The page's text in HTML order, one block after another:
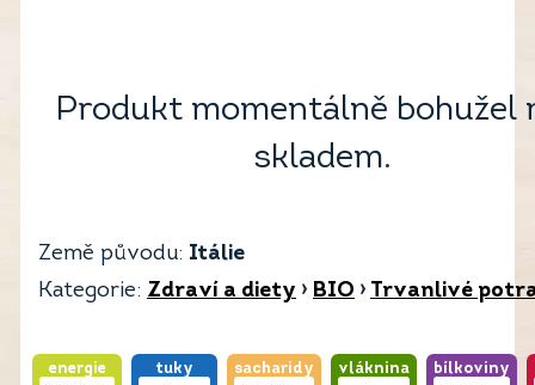
Produkt momentálně bohužel
skladem.
Země původu: Itálie
Kategorie: Zdraví a diety › BIO › Trvanlivé
energie
tuky
sacharidy
vláknina
bílkoviny